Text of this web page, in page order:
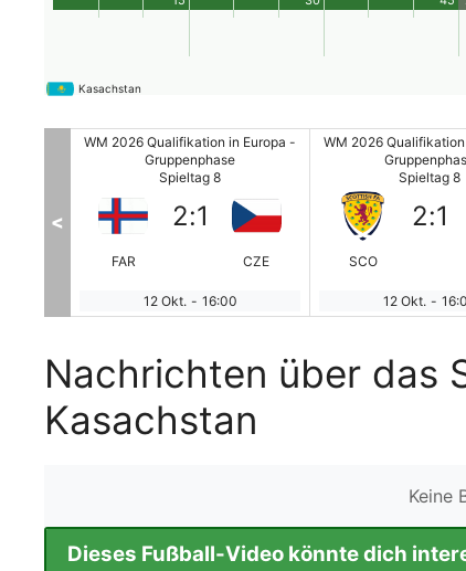
Kasachstan
WM 2026 Qualifikation in Europa -
Gruppenphase
Spieltag 8
FAR
2:1
CZE
12 Okt. - 16:00
WM 2026
Spieltag 8
SCO
2:1
12 Okt. -
<
Nachrichten über das
Kasachstan
Keine
Dieses Fußball-Video könnte dich